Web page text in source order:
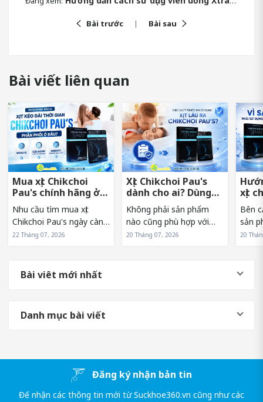
Bài trước Bài sau
Bài viết liên quan
Mua xịt Chikchoi
Pau's chính hãng ở
đâu tránh hàng giả?
Nhu cầu tìm mua xịt
Chikchoi Pau's ngày càng
tăng khiến sản phẩm
nhiên, điều này cũng
22 Tháng 07, 2026
Xịt Chikchoi Pau's
dành cho ai? Dùng
có nóng rát không?
Không phải sản phẩm
nào cũng phù hợp với
mọi đối tượng. Vì vậy,
20 Tháng 07, 2026
xịt
sớm
Bên
sản
sử
và
20
Bài viêt mới nhất
Danh mục bài viết
Đăng ký nhận bản tin
Đế nhận các thông tin mới từ Suckhoe360.vn cũng như các